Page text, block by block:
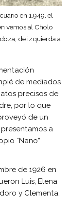
en 1.949, el
vemos al Cholo
de izquierda a
de mediados
precisos de
por lo que
de un
a
“Nano”
de 1926 en
Luis, Elena
y Clementa,